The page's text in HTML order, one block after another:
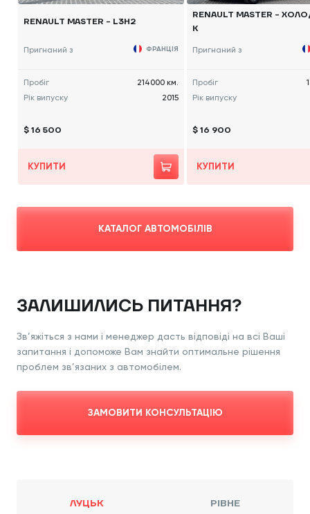
RENAULT MASTER - L3H2
Пригнаний з ФРАНЦІЯ
Пробіг
214000 км.
Рік випуску
2015
$ 16 500
КУПИТИ
RENAULT MASTER -
К
Пригнаний з
Пробіг
Рік випуску
$ 16 900
КУПИТИ
КАТАЛОГ АВТОМОБІЛІВ
ЗАЛИШИЛИСЬ ПИТАННЯ?
Зв’яжіться з нами і менеджер дасть відповіді на всі Ваші
запитання і допоможе Вам знайти оптимальне рішення
проблем зв’язаних з автомобілем.
ЗАМОВИТИ КОНСУЛЬТАЦІЮ
ЛУЦЬК РІВНЕ